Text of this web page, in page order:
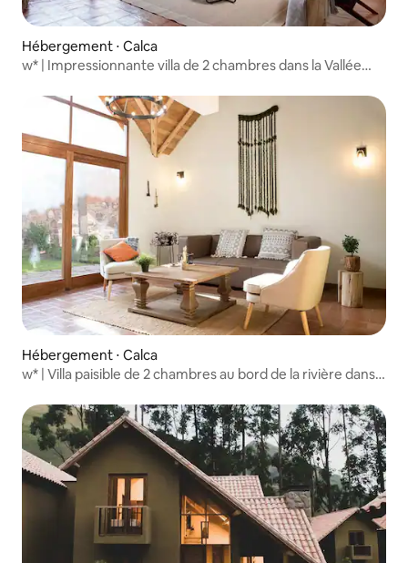
Hébergement ⋅ Calca
w* | Impressionnante villa de 2 chambres dans la Vallée
Hébergement ⋅ Calca
w* | Villa paisible de 2 chambres au bord de la rivière dans